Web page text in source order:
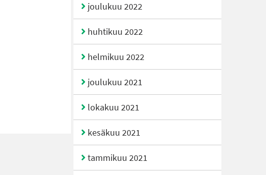
joulukuu 2022
huhtikuu 2022
helmikuu 2022
joulukuu 2021
lokakuu 2021
kesäkuu 2021
tammikuu 2021